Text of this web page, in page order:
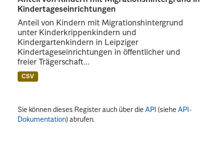
Kindertageseinrichtungen
Anteil von Kindern mit Migrationshintergrund
unter Kinderkrippenkindern und
Kindergartenkindern in Leipziger
Kindertageseinrichtungen in öffentlicher und
freier Trägerschaft...
CSV
Sie können dieses Register auch über dieAPI (sieheAPI-
Dokumentation) abrufen.